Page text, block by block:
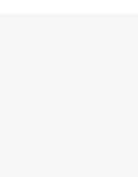
высланы
оплату услуг и
заказ теряет силу.
сорт, а не
ниже.